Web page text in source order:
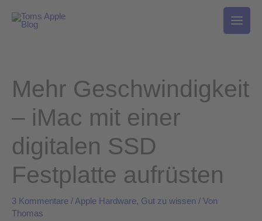
Inhalt
Mehr Geschwindigkeit
– iMac mit einer
digitalen SSD
Festplatte aufrüsten
3 Kommentare /Apple Hardware, Gut zu wissen / Von
Thomas